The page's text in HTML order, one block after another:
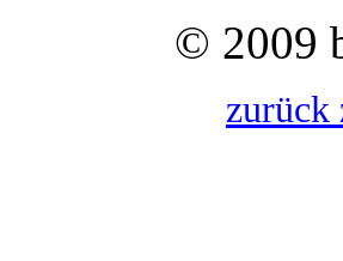
© 2009
zurück